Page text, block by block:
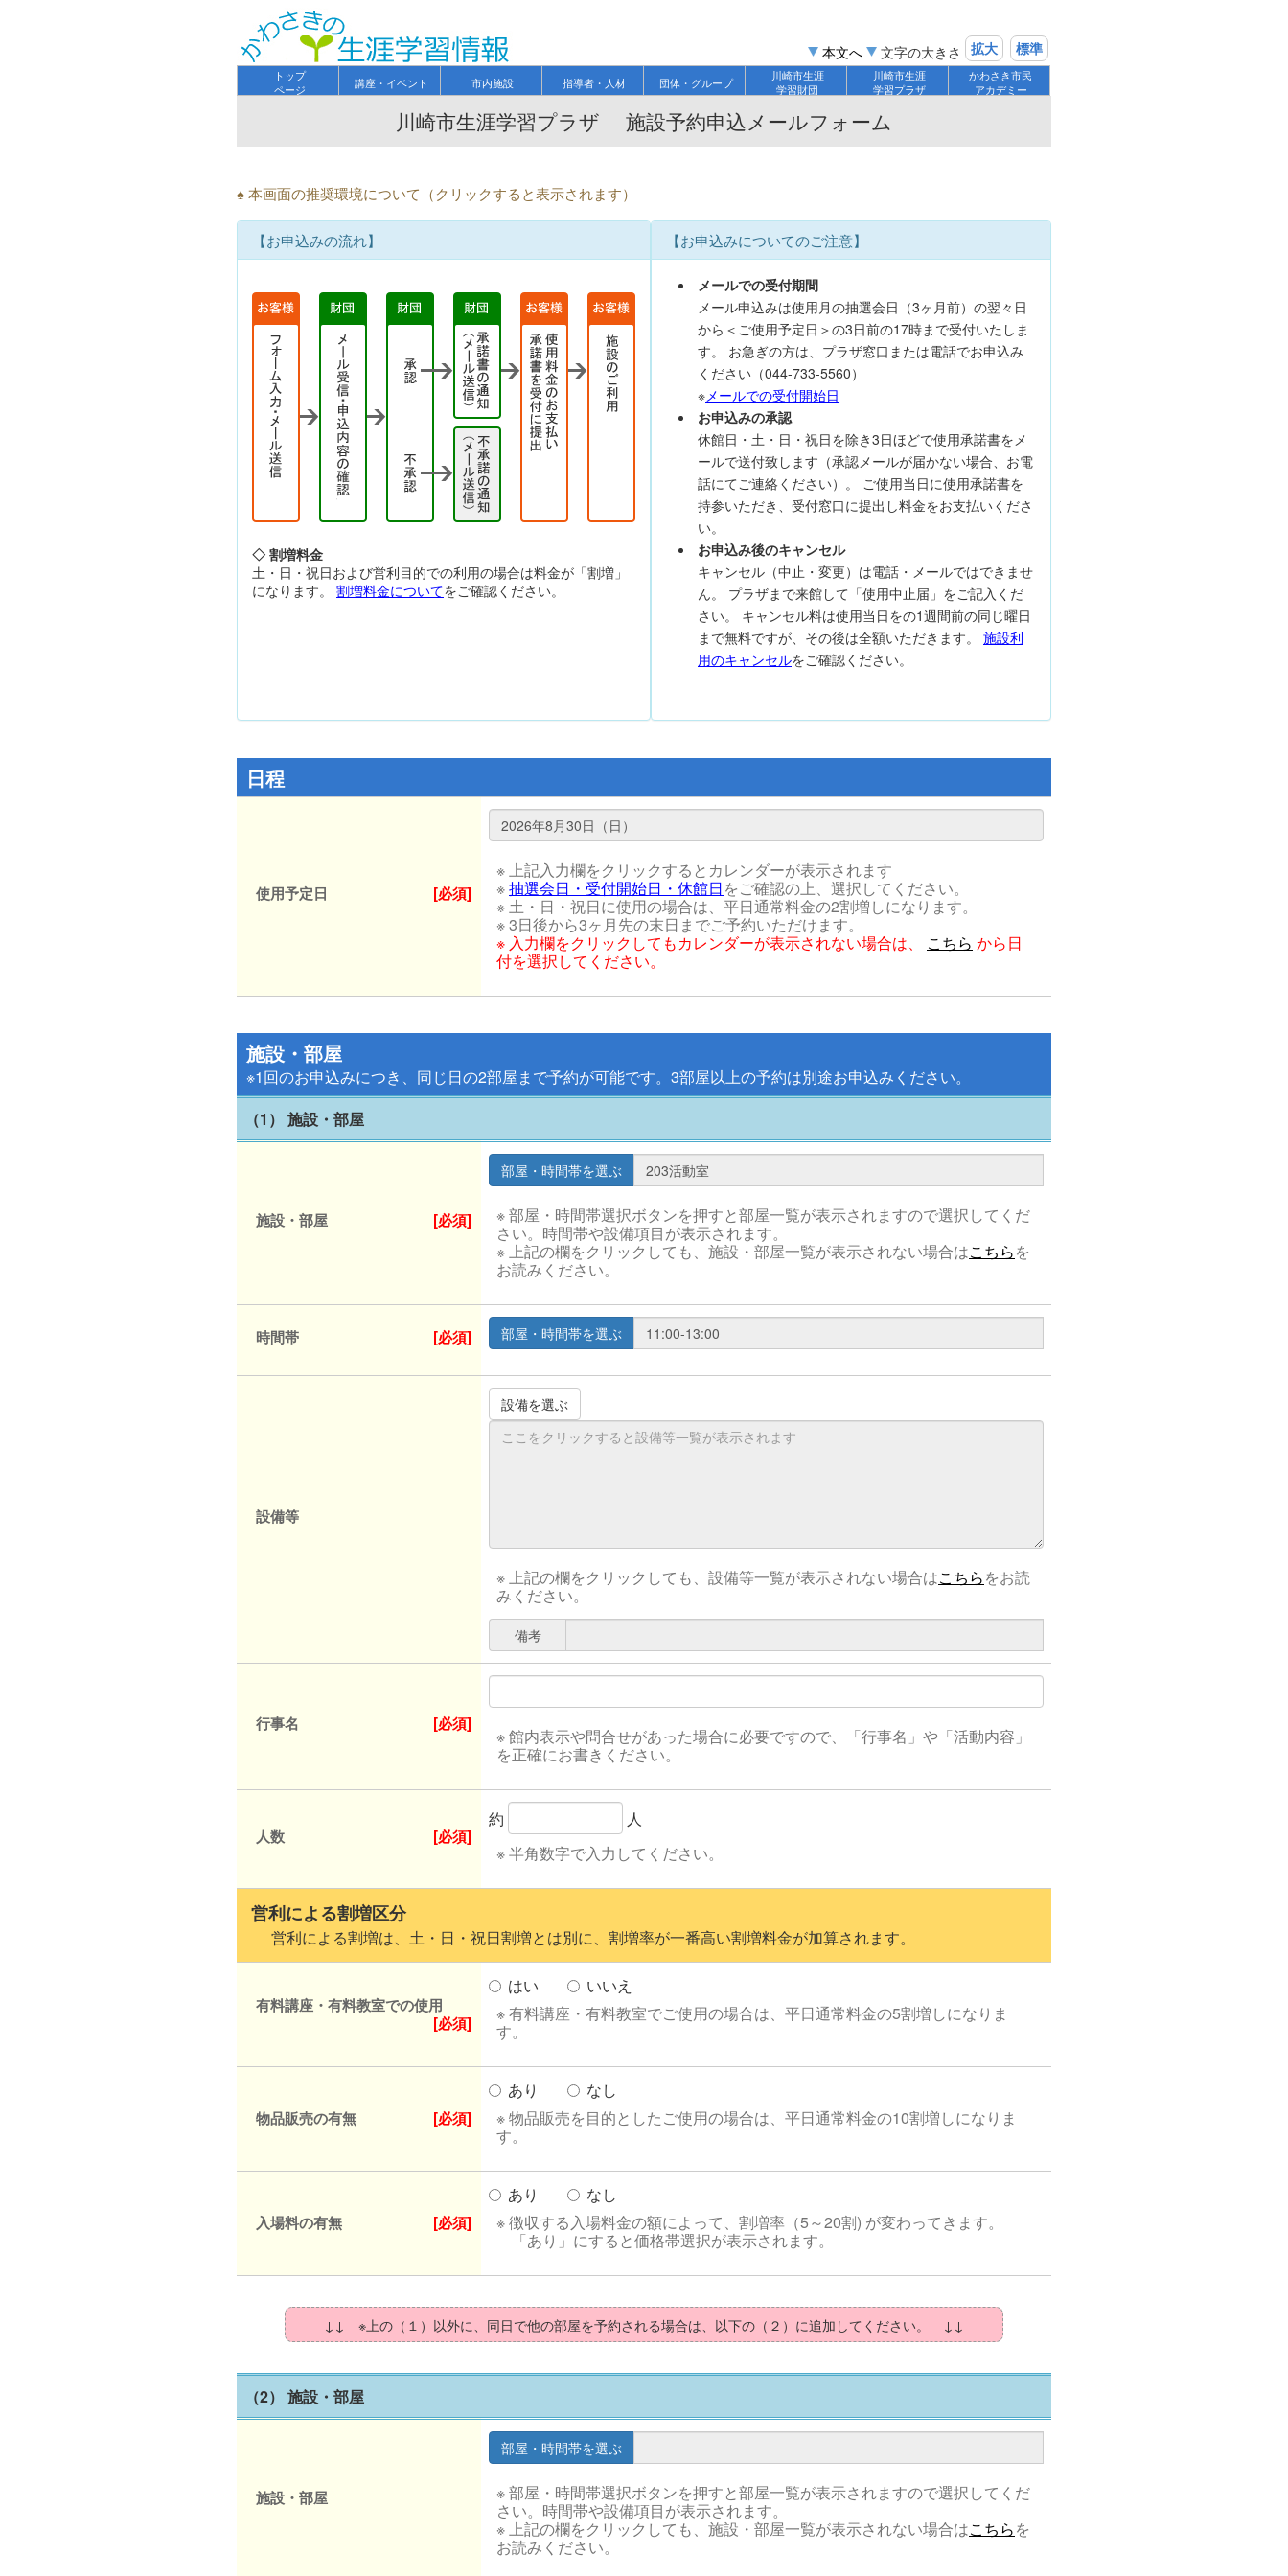
本文へ 文字の大きさ 拡大 標準
トップ
ページ
講座・イベント 市内施設 指導者・人材 団体・グループ
川崎市生涯
学習財団
川崎市生涯
学習プラザ
かわさき市民
アカデミー
川崎市生涯学習プラザ 施設予約申込メールフォーム
♠ 本画面の推奨環境について（クリックすると表示されます）
【お申込みの流れ】
◇ 割増料金
土・日・祝日および営利目的での利用の場合は料金が「割増」
になります。 割増料金についてをご確認ください。
【お申込みについてのご注意】
メールでの受付期間
メール申込みは使用月の抽選会日（3ヶ月前）の翌々日
から＜ご使用予定日＞の3日前の17時まで受付いたしま
す。 お急ぎの方は、プラザ窓口または電話でお申込み
ください（044-733-5560）
※メールでの受付開始日
お申込みの承認
休館日・土・日・祝日を除き3日ほどで使用承諾書をメ
ールで送付致します（承認メールが届かない場合、お電
話にてご連絡ください）。 ご使用当日に使用承諾書を
持参いただき、受付窓口に提出し料金をお支払いくださ
い。
お申込み後のキャンセル
キャンセル（中止・変更）は電話・メールではできませ
ん。 プラザまで来館して「使用中止届」をご記入くだ
さい。 キャンセル料は使用当日をの1週間前の同じ曜日
まで無料ですが、その後は全額いただきます。 施設利
用のキャンセルをご確認ください。
日程
使用予定日 [必須]
※ 上記入力欄をクリックするとカレンダーが表示されます
※抽選会日・受付開始日・休館日をご確認の上、選択してください。
※ 土・日・祝日に使用の場合は、平日通常料金の2割増しになります。
※ 3日後から3ヶ月先の末日までご予約いただけます。
※ 入力欄をクリックしてもカレンダーが表示されない場合は、 こちら から日
付を選択してください。
施設・部屋
※1回のお申込みにつき、同じ日の2部屋まで予約が可能です。3部屋以上の予約は別途お申込みください。
（1） 施設・部屋
施設・部屋 [必須]
※ 部屋・時間帯選択ボタンを押すと部屋一覧が表示されますので選択してくだ
さい。時間帯や設備項目が表示されます。
※ 上記の欄をクリックしても、施設・部屋一覧が表示されない場合はこちらを
お読みください。
時間帯 [必須]
設備等
※ 上記の欄をクリックしても、設備等一覧が表示されない場合はこちらをお読
みください。
備考
行事名 [必須]
※ 館内表示や問合せがあった場合に必要ですので、「行事名」や「活動内容」
を正確にお書きください。
人数 [必須]
約
人
※ 半角数字で入力してください。
営利による割増区分
営利による割増は、土・日・祝日割増とは別に、割増率が一番高い割増料金が加算されます。
有料講座・有料教室での使用
[必須]
はい
いいえ
※ 有料講座・有料教室でご使用の場合は、平日通常料金の5割増しになりま
す。
物品販売の有無 [必須]
あり
なし
※ 物品販売を目的としたご使用の場合は、平日通常料金の10割増しになりま
す。
入場料の有無 [必須]
あり
なし
※ 徴収する入場料金の額によって、割増率（5～20割) が変わってきます。
「あり」にすると価格帯選択が表示されます。
↓↓ ※上の（１）以外に、同日で他の部屋を予約される場合は、以下の（２）に追加してください。 ↓↓
（2） 施設・部屋
施設・部屋
※ 部屋・時間帯選択ボタンを押すと部屋一覧が表示されますので選択してくだ
さい。時間帯や設備項目が表示されます。
※ 上記の欄をクリックしても、施設・部屋一覧が表示されない場合はこちらを
お読みください。